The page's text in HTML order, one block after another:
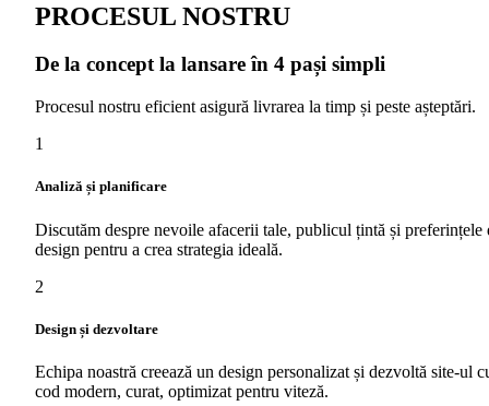
PROCESUL NOSTRU
De la concept la lansare în 4 pași simpli
Procesul nostru eficient asigură livrarea la timp și peste așteptări.
1
Analiză și planificare
Discutăm despre nevoile afacerii tale, publicul țintă și preferințele
design pentru a crea strategia ideală.
2
Design și dezvoltare
Echipa noastră creează un design personalizat și dezvoltă site-ul
cod modern, curat, optimizat pentru viteză.